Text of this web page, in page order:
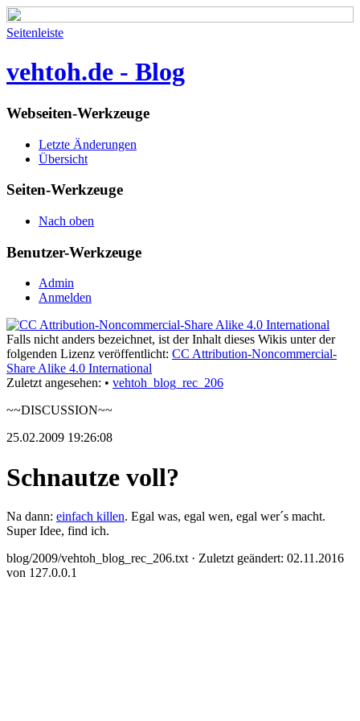
Seitenleiste
vehtoh.de - Blog
Webseiten-Werkzeuge
Letzte Änderungen
Übersicht
Seiten-Werkzeuge
Nach oben
Benutzer-Werkzeuge
Admin
Anmelden
Falls nicht anders bezeichnet, ist der Inhalt dieses Wikis unter der
folgenden Lizenz veröffentlicht: CC Attribution-Noncommercial-
Share Alike 4.0 International
Zuletzt angesehen: • vehtoh_blog_rec_206
~~DISCUSSION~~
25.02.2009 19:26:08
Schnautze voll?
Na dann: einfach killen. Egal was, egal wen, egal wer´s macht.
Super Idee, find ich.
blog/2009/vehtoh_blog_rec_206.txt · Zuletzt geändert: 02.11.2016
von 127.0.0.1